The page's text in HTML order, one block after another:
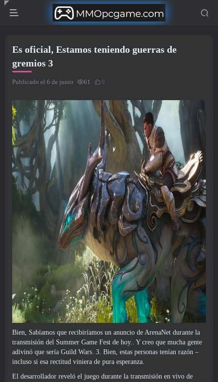
Es oficial, Estamos teniendo guerras de
gremios 3
Publicado el 6 de junio 61 9
Bien, Sabíamos que recibiríamos un anuncio de ArenaNet durante la
transmisión del Summer Game Fest de hoy.. Y creo que mucha gente
adivinó que sería Guild Wars. 3. Bien, estas personas tenían razón –
incluso si esa rectitud viniera de pura esperanza.
El desarrollador reveló el juego durante la transmisión en vivo de